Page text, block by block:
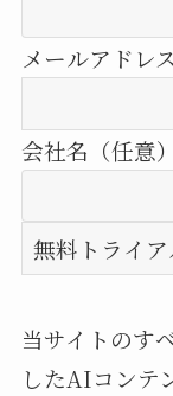
メールアドレ
会社名（任意）
当サイトのす
したAIコンテ